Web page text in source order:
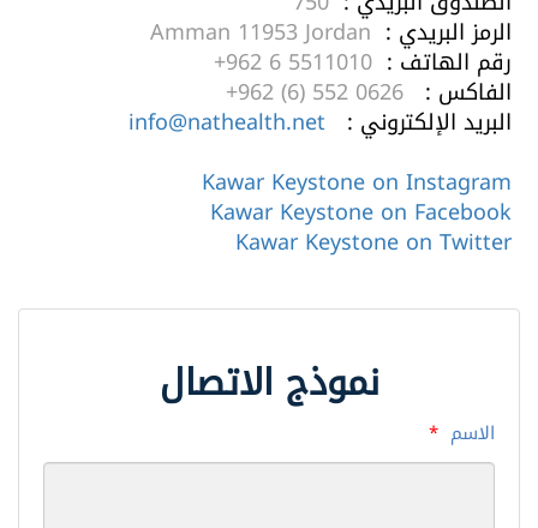
الرمز البريدي : Amman 11953 Jordan
رقم الهاتف : +962 6 5511010
الفاكس : +962 (6) 552 0626
البريد الإلكتروني : info@nathealth.net
Kawar Keystone on Instagram
Kawar Keystone on Facebook
Kawar Keystone on Twitter
نموذج الاتصال
الاسم *